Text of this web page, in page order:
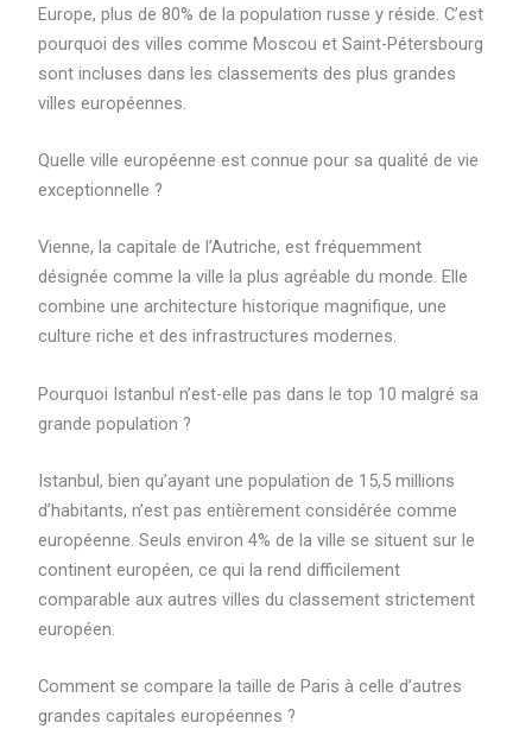
Europe, plus de 80% de la population russe y réside. C’est
pourquoi des villes comme Moscou et Saint-Pétersbourg
sont incluses dans les classements des plus grandes
villes européennes.
Quelle ville européenne est connue pour sa qualité de vie
exceptionnelle ?
Vienne, la capitale de l’Autriche, est fréquemment
désignée comme la ville la plus agréable du monde. Elle
combine une architecture historique magnifique, une
culture riche et des infrastructures modernes.
Pourquoi Istanbul n’est-elle pas dans le top 10 malgré sa
grande population ?
Istanbul, bien qu’ayant une population de 15,5 millions
d’habitants, n’est pas entièrement considérée comme
européenne. Seuls environ 4% de la ville se situent sur le
continent européen, ce qui la rend difficilement
comparable aux autres villes du classement strictement
européen.
Comment se compare la taille de Paris à celle d’autres
grandes capitales européennes ?